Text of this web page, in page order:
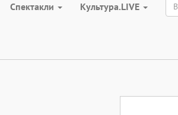
Спектакли Культура.LIVE